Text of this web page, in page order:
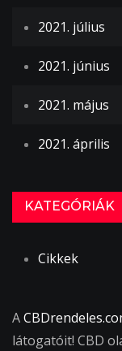
2021. július
2021. június
2021. május
2021. április
KATEGÓRIÁK
Cikkek
A
látogatóit! CBD